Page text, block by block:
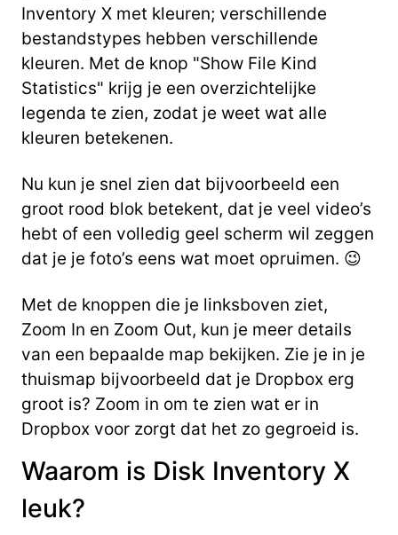
Inventory X met kleuren; verschillende
bestandstypes hebben verschillende
kleuren. Met de knop "Show File Kind
Statistics" krijg je een overzichtelijke
legenda te zien, zodat je weet wat alle
kleuren betekenen.
Nu kun je snel zien dat bijvoorbeeld een
groot rood blok betekent, dat je veel video’s
hebt of een volledig geel scherm wil zeggen
dat je je foto’s eens wat moet opruimen. 😉
Met de knoppen die je linksboven ziet,
Zoom In en Zoom Out, kun je meer details
van een bepaalde map bekijken. Zie je in je
thuismap bijvoorbeeld dat je Dropbox erg
groot is? Zoom in om te zien wat er in
Dropbox voor zorgt dat het zo gegroeid is.
Waarom is Disk Inventory X
leuk?